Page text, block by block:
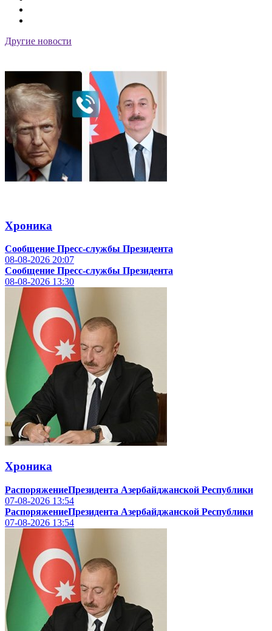
Другие новости
Хроника
Сообщение Пресс-службы Президента
08-08-2026 20:07
Сообщение Пресс-службы Президента
08-08-2026 13:30
Хроника
РаспоряжениеПрезидента Азербайджанской Республики
07-08-2026 13:54
РаспоряжениеПрезидента Азербайджанской Республики
07-08-2026 13:54